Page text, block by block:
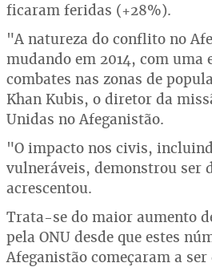
ficaram feridas (+28%).
"A natureza do conflito no
mudando em 2014, com uma
combates nas zonas de
Khan Kubis, o diretor da
Unidas no Afeganistão.
"O impacto nos civis,
vulneráveis, demonstrou ser
acrescentou.
Trata-se do maior aumento
pela ONU desde que estes
Afeganistão começaram a